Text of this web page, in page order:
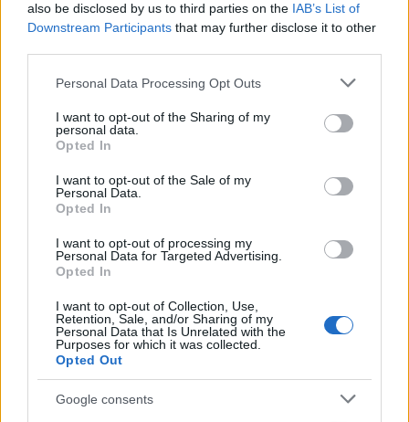
also be disclosed by us to third parties on the IAB’s List of
Downstream Participants that may further disclose it to other
Please note that this website/app uses one or more Google
not limited to your visit or usage behaviour. You may click to
grant or deny consent to Google and its third-party tags to
use your data for below specified purposes in below Google
consent section.
Personal Data Processing Opt Outs
I want to opt-out of the Sharing of my
personal data.
Opted In
I want to opt-out of the Sale of my
Personal Data.
Opted In
I want to opt-out of processing my
Personal Data for Targeted Advertising.
Opted In
I want to opt-out of Collection, Use,
Retention, Sale, and/or Sharing of my
Personal Data that Is Unrelated with the
Purposes for which it was collected.
Opted Out
Google consents
Urządzenia
SMARTFONY
TABLETY
TV
Recenzje
Porównania
Co kupić
Porady
Promocje
FinTech
Moto
Gaming
AI
Reklama